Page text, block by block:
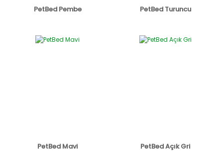
PetBed Pembe PetBed Turuncu
PetBed Mavi PetBed Açık Gri